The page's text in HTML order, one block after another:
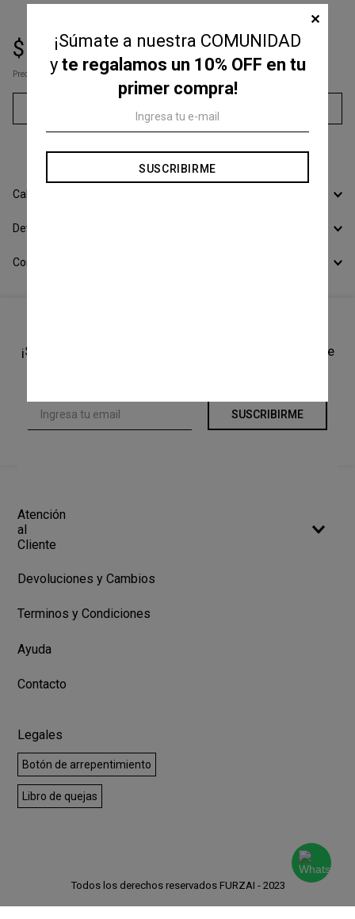
$ .300 $ 119.000
Precio s/Imp.Nac $ 68.842,98
Agregar al carrito
Calcular Envío
Devoluciones
Conocer todos los Medios de Pago
¡Suscríbete a nuestro newsletter y recibí un cupón de
SUSCRIBIRME
Atención
al
Cliente
Devoluciones y Cambios
Terminos y Condiciones
Ayuda
Contacto
Legales
Botón de arrepentimiento
Libro de quejas
Todos los derechos reservados FURZAI - 2023
¡Súmate a nuestra COMUNIDAD
y te regalamos un 10% OFF en tu
primer compra!
SUSCRIBIRME
✕